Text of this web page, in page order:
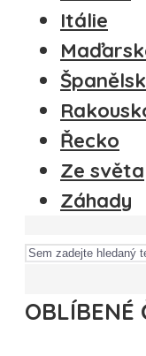
Itálie
Řecko
Ze světa
Záhady
OBLÍBENÉ